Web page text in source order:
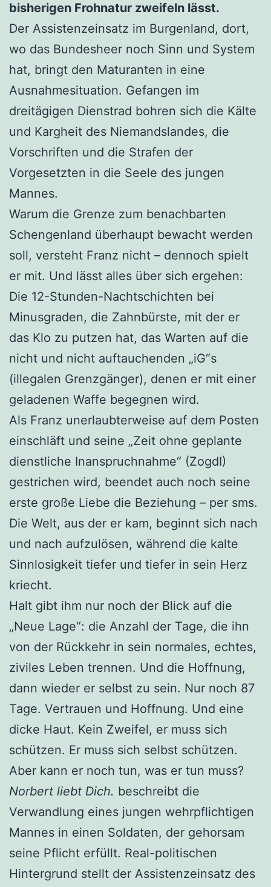
bisherigen Frohnatur zweifeln lässt.
Der Assistenzeinsatz im Burgenland, dort,
wo das Bundesheer noch Sinn und System
hat, bringt den Maturanten in eine
Ausnahmesituation. Gefangen im
dreitägigen Dienstrad bohren sich die Kälte
und Kargheit des Niemandslandes, die
Vorschriften und die Strafen der
Vorgesetzten in die Seele des jungen
Mannes.
Warum die Grenze zum benachbarten
Schengenland überhaupt bewacht werden
soll, versteht Franz nicht – dennoch spielt
er mit. Und lässt alles über sich ergehen:
Die 12-Stunden-Nachtschichten bei
Minusgraden, die Zahnbürste, mit der er
das Klo zu putzen hat, das Warten auf die
nicht und nicht auftauchenden „iG“s
(illegalen Grenzgänger), denen er mit einer
geladenen Waffe begegnen wird.
Als Franz unerlaubterweise auf dem Posten
einschläft und seine „Zeit ohne geplante
dienstliche Inanspruchnahme“ (ZogdI)
gestrichen wird, beendet auch noch seine
erste große Liebe die Beziehung – per sms.
Die Welt, aus der er kam, beginnt sich nach
und nach aufzulösen, während die kalte
Sinnlosigkeit tiefer und tiefer in sein Herz
kriecht.
Halt gibt ihm nur noch der Blick auf die
„Neue Lage“: die Anzahl der Tage, die ihn
von der Rückkehr in sein normales, echtes,
ziviles Leben trennen. Und die Hoffnung,
dann wieder er selbst zu sein. Nur noch 87
Tage. Vertrauen und Hoffnung. Und eine
dicke Haut. Kein Zweifel, er muss sich
schützen. Er muss sich selbst schützen.
Aber kann er noch tun, was er tun muss?
Norbert liebt Dich. beschreibt die
Verwandlung eines jungen wehrpflichtigen
Mannes in einen Soldaten, der gehorsam
seine Pflicht erfüllt. Real-politischen
Hintergrund stellt der Assistenzeinsatz des